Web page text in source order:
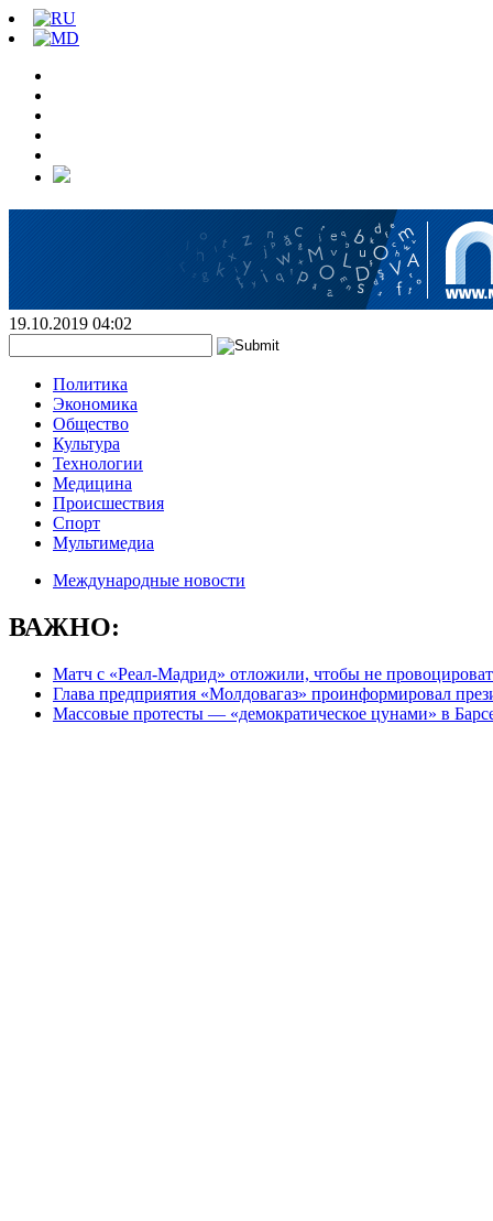
19.10.2019 04:02
Политика
Экономика
Общество
Культура
Технологии
Медицина
Происшествия
Спорт
Мультимедиа
Международные новости
ВАЖНО:
Матч с «Реал-Мадрид» отложили, чтобы не
Глава предприятия «Молдовагаз» проинформировал
Массовые протесты — «демократическое цунами» в